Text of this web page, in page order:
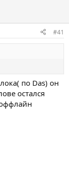
#41
по Das) он
остался